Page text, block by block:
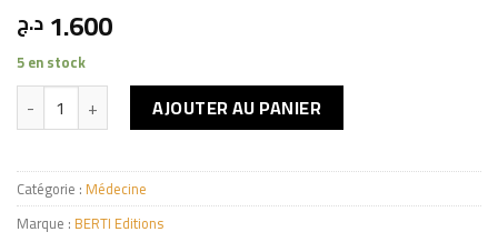
1.600 د.ج
5 en stock
quantité de Essentiel en Génétique
AJOUTER AU PANIER
Catégorie : Médecine
Marque : BERTI Editions